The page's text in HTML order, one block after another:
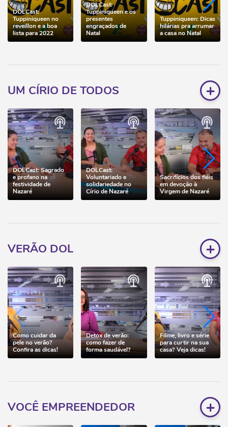
DOLCast:
Tuppiniqueen no
reveillon e a boa
lista para 2022
DOLCast:
Tuppiniqueen e os
presentes
engraçados de
Natal
Tuppiniqueen: Dicas
hilárias pra arrumar
a casa no Natal
UM CÍRIO DE TODOS +
DOLCast: Sagrado
e profano na
festividade de
Nazaré
DOLCast:
Voluntariado e
solidariedade no
Círio de Nazaré
Sacrifícios dos fiéis
em devoção à
Virgem de Nazaré
VERÃO DOL +
Como cuidar da
pele no verão?
Confira as dicas!
Detox de verão:
como fazer de
forma saudável?
Filme, livro e série
para curtir na sua
casa? Veja dicas!
VOCÊ EMPREENDEDOR +